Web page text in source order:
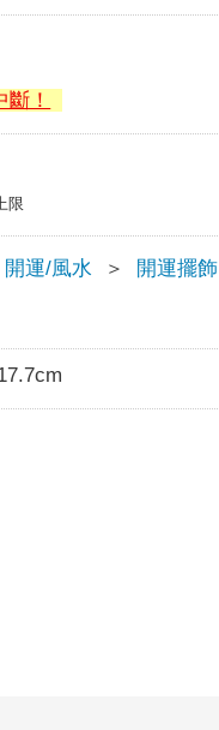
！
限
開運/風水 ＞ 開運擺飾